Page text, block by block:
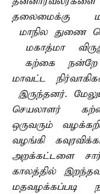
தலைமைக்கு
மாநில துணை
மகாத்மா
கற்கை நன்றே
மாவட்ட
இருந்தனர்.
செயலாளர்
ஒருவரும்
வழங்கி
அறக்கட்டளை
காலத்தில்
மதவழக்கப்படி